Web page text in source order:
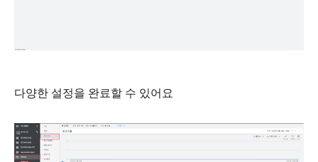
다양한 설정을 완료할 수 있어요